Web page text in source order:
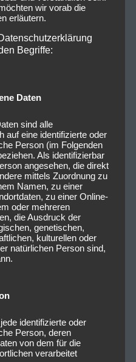
wir vorab die
erläutern.
Begriffe:
Daten
sind alle
auf eine identifizierte oder
Person (im Folgenden
Als identifizierbar
angesehen, die direkt
mittels Zuordnung zu
Namen, zu einer
zu einer Online-
oder mehreren
die Ausdruck der
genetischen,
kulturellen oder
natürlichen Person sind,
identifizierte oder
Person, deren
von dem für die
verarbeitet